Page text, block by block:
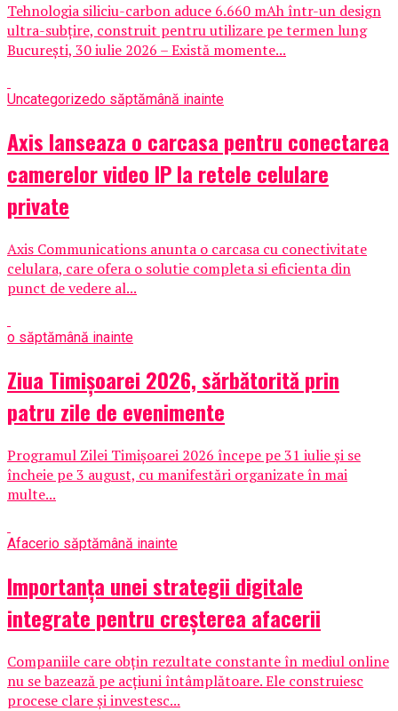
Tehnologia siliciu-carbon aduce 6.660 mAh într-un design
ultra-subțire, construit pentru utilizare pe termen lung
București, 30 iulie 2026 – Există momente...
Uncategorizedo săptămână inainte
Axis lanseaza o carcasa pentru conectarea
camerelor video IP la retele celulare
private
Axis Communications anunta o carcasa cu conectivitate
celulara, care ofera o solutie completa si eficienta din
punct de vedere al...
o săptămână inainte
Ziua Timișoarei 2026, sărbătorită prin
patru zile de evenimente
Programul Zilei Timișoarei 2026 începe pe 31 iulie și se
încheie pe 3 august, cu manifestări organizate în mai
multe...
Afacerio săptămână inainte
Importanța unei strategii digitale
integrate pentru creșterea afacerii
Companiile care obțin rezultate constante în mediul online
nu se bazează pe acțiuni întâmplătoare. Ele construiesc
procese clare și investesc...